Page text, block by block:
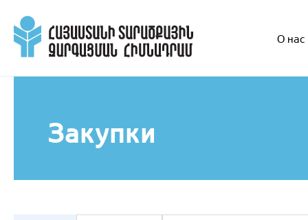
О нас
Закупки